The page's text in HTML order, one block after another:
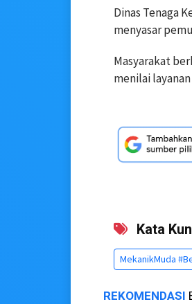
Dinas Tenaga
menyasar
Masyarakat
menilai
Kata
MekanikMuda
REKOMENDASI